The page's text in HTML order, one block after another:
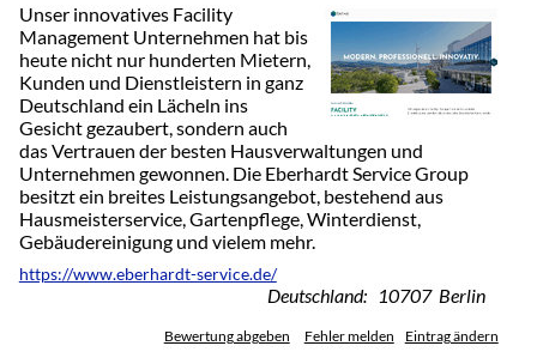
Unser innovatives Facility
Management Unternehmen hat bis
heute nicht nur hunderten Mietern,
Kunden und Dienstleistern in ganz
Deutschland ein Lächeln ins
Gesicht gezaubert, sondern auch
das Vertrauen der besten Hausverwaltungen und
Unternehmen gewonnen. Die Eberhardt Service Group
besitzt ein breites Leistungsangebot, bestehend aus
Hausmeisterservice, Gartenpflege, Winterdienst,
Gebäudereinigung und vielem mehr.
https://www.eberhardt-service.de/
Deutschland: 10707 Berlin
Bewertung abgeben Fehler melden Eintrag ändern